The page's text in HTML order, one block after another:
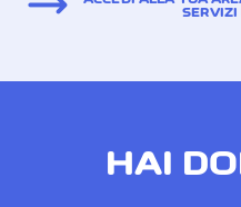
SERVIZI
HAI